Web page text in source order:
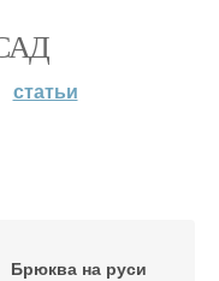
статьи
Брюква на руси